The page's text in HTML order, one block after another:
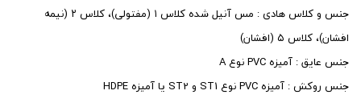
جنس و کلاس هادی : مس آنیل شده کلاس ۱ (مفتولی)، کلاس ۲ (نیمه
افشان)، کلاس ۵ (افشان)
جنس عایق : آمیزه PVC نوع A
جنس روکش : آمیزه PVC نوع ST1 و ST2 یا آمیزه HDPE